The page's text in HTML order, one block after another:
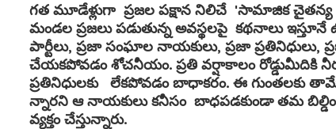
గత మూడేళ్లుగా ప్రజల పక్షాన నిలిచే 'సామాజిక
మండల ప్రజలు పడుతున్న అవస్థలపై కథనాలు
పార్టీలు, ప్రజా సంఘాల నాయకులు, ప్రజా ప్రతినిధులు,
చేయకపోవడం శోచనీయం. ప్రతి వర్షాకాలం రోడ్డుమీదికి
ప్రతినిధులకు లేకపోవడం బాధాకరం. ఈ
న్నారని ఆ నాయకులు కనీసం బాధపడకుండా తమ
వ్యక్తం చేస్తున్నారు.